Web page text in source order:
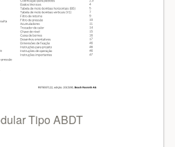
Tipo ABDT